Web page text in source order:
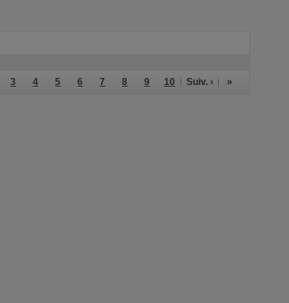
3 4 5 6 7 8 9 10 Suiv. › »